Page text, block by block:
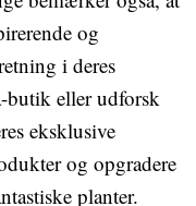
og
i deres
butik eller udforsk
eksklusive
og opgradere
planter.